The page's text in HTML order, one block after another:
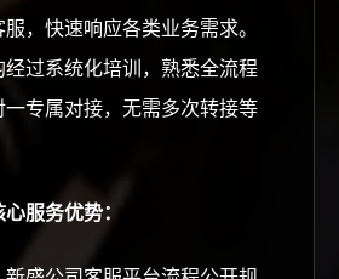
，快速响应各类业务需求。
经过系统化培训，熟悉全流程
一专属对接，无需多次转接等
服务优势：